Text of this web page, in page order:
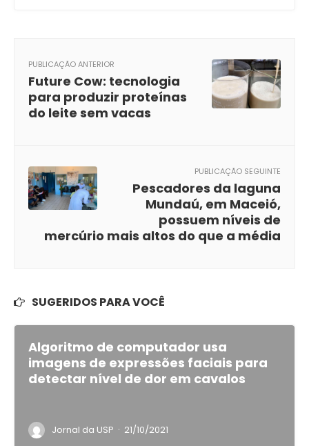
PUBLICAÇÃO ANTERIOR
Future Cow: tecnologia
para produzir proteínas
do leite sem vacas
PUBLICAÇÃO SEGUINTE
Pescadores da laguna
Mundaú, em Maceió,
possuem níveis de
mercúrio mais altos do que a média
SUGERIDOS PARA VOCÊ
Algoritmo de computador usa
imagens de expressões faciais para
detectar nível de dor em cavalos
Jornal da USP · 21/10/2021